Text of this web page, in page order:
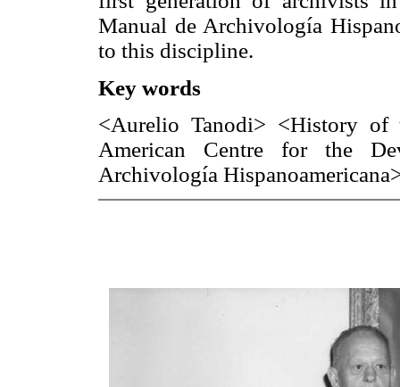
Manual de Archivología
to this discipline.
Key words
<Aurelio Tanodi> <History of
American Centre for the
Archivología